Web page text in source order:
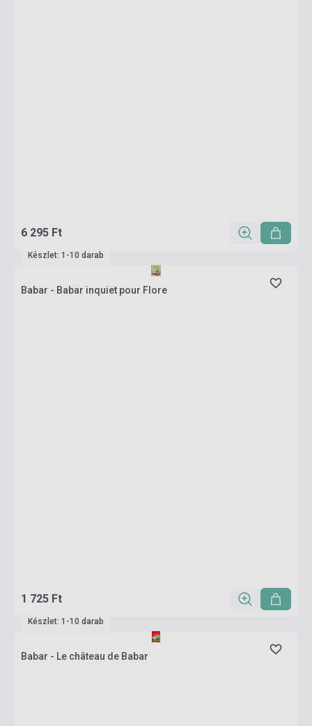
6 295 Ft
Készlet: 1-10 darab
Babar - Babar inquiet pour Flore
1 725 Ft
Készlet: 1-10 darab
Babar - Le château de Babar